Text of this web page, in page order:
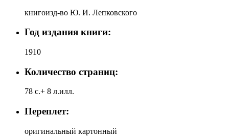
книгоизд-во Ю. И. Лепковского
Год издания книги:
1910
Количество страниц:
78 с.+ 8 л.илл.
Переплет:
оригинальный картонный